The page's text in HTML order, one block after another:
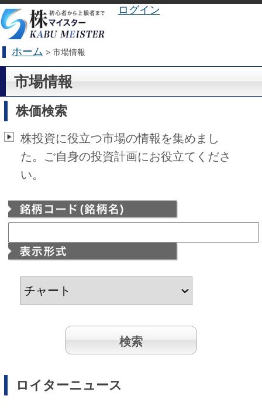
ホーム> 市場情報
市場情報
株価検索
株投資に役立つ市場の情報を集めまし
た。ご自身の投資計画にお役立てくださ
ロイターニュース
お喜びの声
マンガでわかる株マイスター